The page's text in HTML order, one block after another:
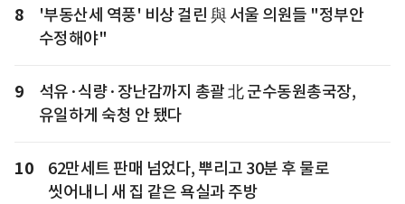
8
'부동산세 역풍' 비상 걸린 與 서울 의원들 "정부안
수정해야"
9
석유·식량·장난감까지 총괄 北 군수동원총국장,
유일하게 숙청 안 됐다
10
62만세트 판매 넘었다, 뿌리고 30분 후 물로
씻어내니 새 집 같은 욕실과 주방